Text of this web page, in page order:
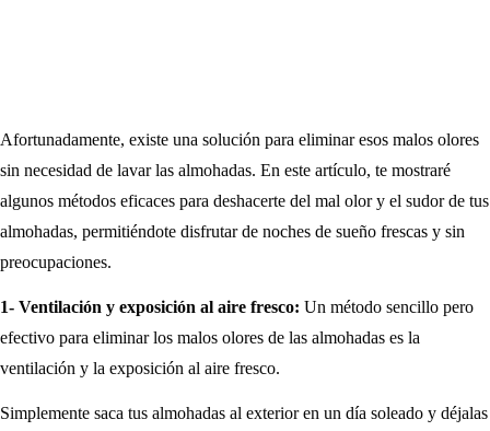
Afortunadamente, existe una solución para eliminar esos malos olores
sin necesidad de lavar las almohadas. En este artículo, te mostraré
algunos métodos eficaces para deshacerte del mal olor y el sudor de tus
almohadas, permitiéndote disfrutar de noches de sueño frescas y sin
preocupaciones.
1- Ventilación y exposición al aire fresco: Un método sencillo pero
efectivo para eliminar los malos olores de las almohadas es la
ventilación y la exposición al aire fresco.
Simplemente saca tus almohadas al exterior en un día soleado y déjalas